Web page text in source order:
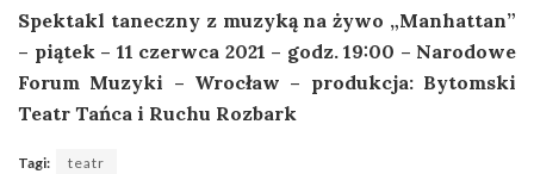
Spektakl taneczny z muzyką na żywo „Manhattan”
– piątek – 11 czerwca 2021 – godz. 19:00 – Narodowe
Forum Muzyki – Wrocław – produkcja: Bytomski
Teatr Tańca i Ruchu Rozbark
Tagi: teatr